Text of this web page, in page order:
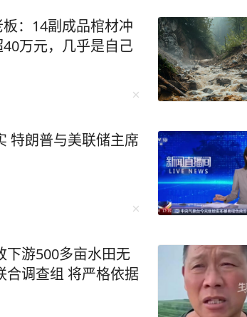
：14副成品棺材冲
万元，几乎是自己
特朗普与美联储主席
下游500多亩水田无
合调查组 将严格依据